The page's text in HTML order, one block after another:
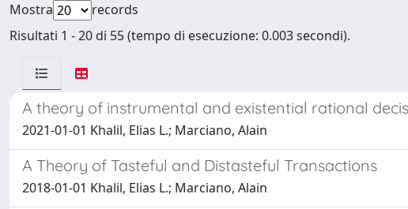
Mostra
records
Risultati 1 - 20 di 55 (tempo di esecuzione: 0.003 secondi).
A theory of instrumental and existential rational
2021-01-01 Khalil, Elias L.; Marciano, Alain
A Theory of Tasteful and Distasteful Transactions
2018-01-01 Khalil, Elias L.; Marciano, Alain